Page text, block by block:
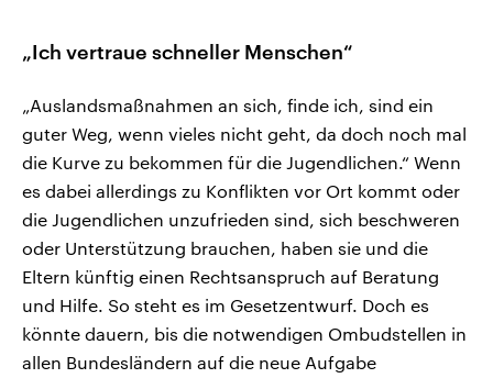
„Ich vertraue schneller Menschen“
„Auslandsmaßnahmen an sich, finde ich, sind ein
guter Weg, wenn vieles nicht geht, da doch noch mal
die Kurve zu bekommen für die Jugendlichen.“ Wenn
es dabei allerdings zu Konflikten vor Ort kommt oder
die Jugendlichen unzufrieden sind, sich beschweren
oder Unterstützung brauchen, haben sie und die
Eltern künftig einen Rechtsanspruch auf Beratung
und Hilfe. So steht es im Gesetzentwurf. Doch es
könnte dauern, bis die notwendigen Ombudstellen in
allen Bundesländern auf die neue Aufgabe